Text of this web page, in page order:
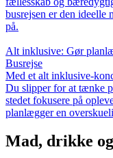
busrejsen er den ideelle
på.
Alt inklusive: Gør
Busrejse
Med et alt inklusive-
Du slipper for at tænke
stedet fokusere på
planlægger en
Mad, drikke